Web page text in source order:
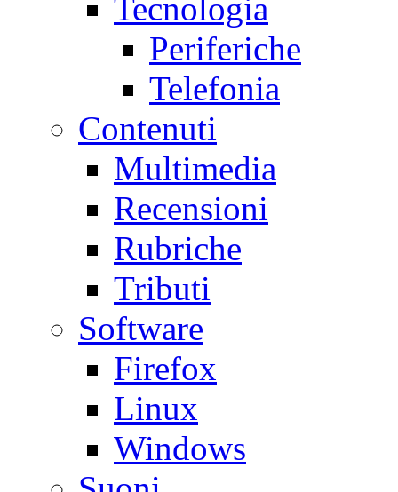
Tecnologia
Periferiche
Telefonia
Contenuti
Multimedia
Recensioni
Rubriche
Tributi
Software
Firefox
Linux
Windows